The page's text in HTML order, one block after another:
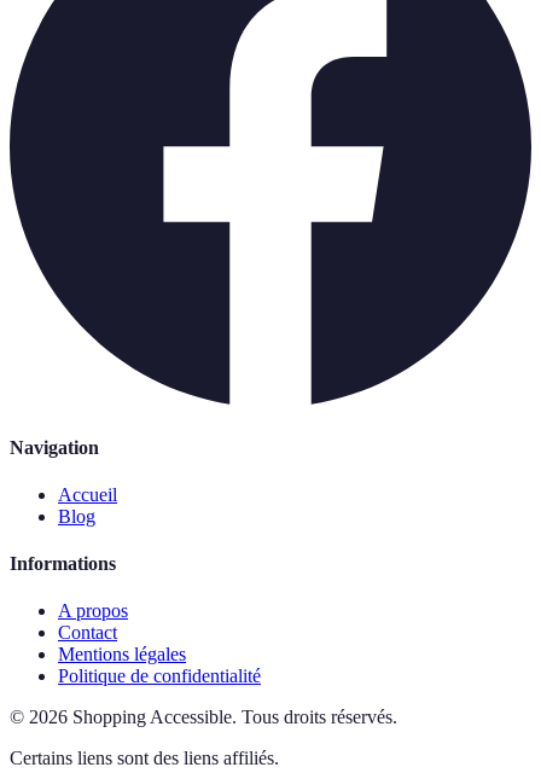
Navigation
Accueil
Blog
Informations
A propos
Contact
Mentions légales
Politique de confidentialité
© 2026 Shopping Accessible. Tous droits réservés.
Certains liens sont des liens affiliés.